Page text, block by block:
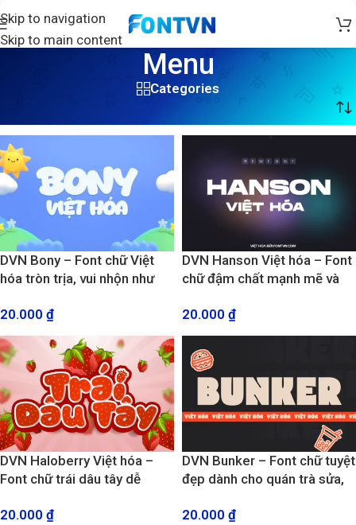
Skip to navigation
Skip to main content
Menu
Categories
DVN Bony – Font chữ Việt
hóa tròn trịa, vui nhộn như
20.000 ₫
DVN Hanson Việt hóa – Font
chữ đậm chất mạnh mẽ và
20.000 ₫
DVN Haloberry Việt hóa –
Font chữ trái dâu tây dễ
án sáng tạo
20.000 ₫
DVN Bunker – Font chữ tuyệt
đẹp dành cho quán trà sửa,
20.000 ₫